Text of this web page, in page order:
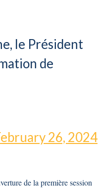
le Président
de
26, 2024
de la première session